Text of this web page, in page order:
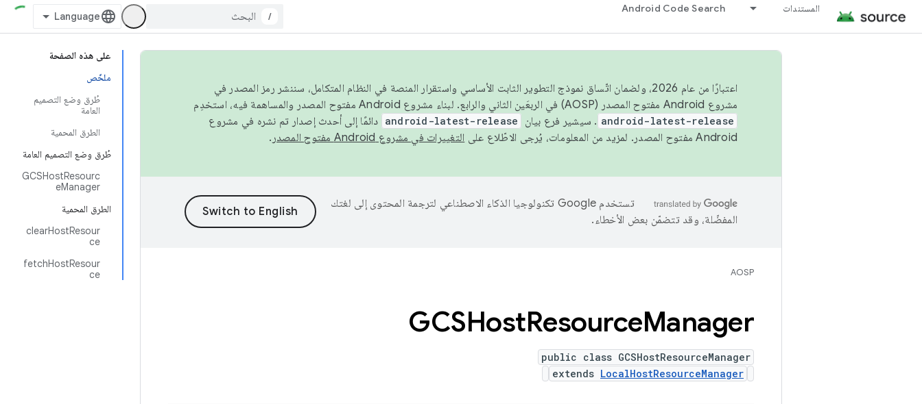
المستندات Android Code Search
/
على هذه الصفحة
ملخّص
طُرق وضع التصميم
العامة
الطرق المحمية
طُرق وضع التصميم العامة
GCSHostResourc
eManager
الطرق المحمية
clearHostResour
ce
fetchHostResour
ce
اعتبارًا من عام 2026، ولضمان اتّساق نموذج التطوير الثابت الأساسي واستقرار المنصة في النظام المتكامل، سننشر رمز المصدر في
مشروع Android مفتوح المصدر (AOSP) في الربعَين الثاني والرابع. لبناء مشروع Android مفتوح المصدر والمساهمة فيه، استخدِم
android-latest-release . سيشير فرع بيان android-latest-release دائمًا إلى أحدث إصدار تم نشره في مشروع
Android مفتوح المصدر. لمزيد من المعلومات، يُرجى الاطّلاع على
التغييرات في مشروع Android مفتوح المصدر .
تستخدم Google تكنولوجيا الذكاء الاصطناعي لترجمة المحتوى إلى لغتك
المفضّلة، وقد تتضمّن بعض الأخطاء.
AOSP
GCSHostResourceManager
public class GCSHostResourceManager
extends LocalHostResourceManager